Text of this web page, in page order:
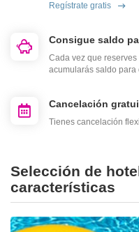
Regístrate gratis
Consigue saldo
Cada vez que
acumularás saldo
Cancelación
Tienes cancelación
Selección de
características